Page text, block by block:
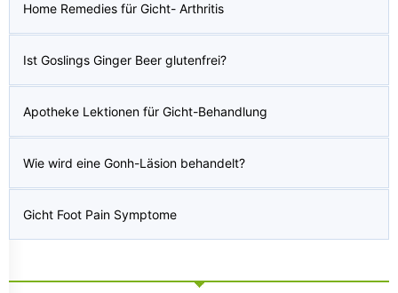
Home Remedies für Gicht- Arthritis
Ist Goslings Ginger Beer glutenfrei?
Apotheke Lektionen für Gicht-Behandlung
Wie wird eine Gonh-Läsion behandelt?
Gicht Foot Pain Symptome